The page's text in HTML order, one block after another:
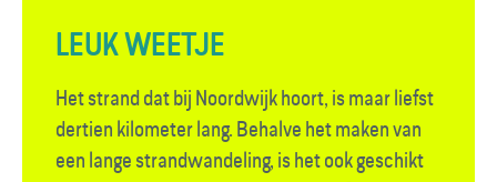
LEUK WEETJE
Het strand dat bij Noordwijk hoort, is maar liefst
dertien kilometer lang. Behalve het maken van
een lange strandwandeling, is het ook geschikt